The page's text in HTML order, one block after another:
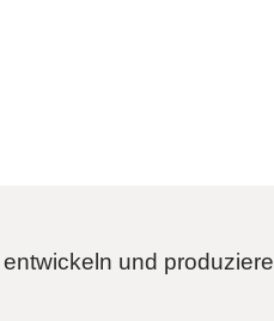
und